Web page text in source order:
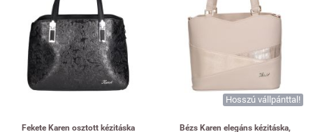
Fekete Karen osztott kézitáska
Hosszú vállpánttal!
Bézs Karen elegáns kézitáska,